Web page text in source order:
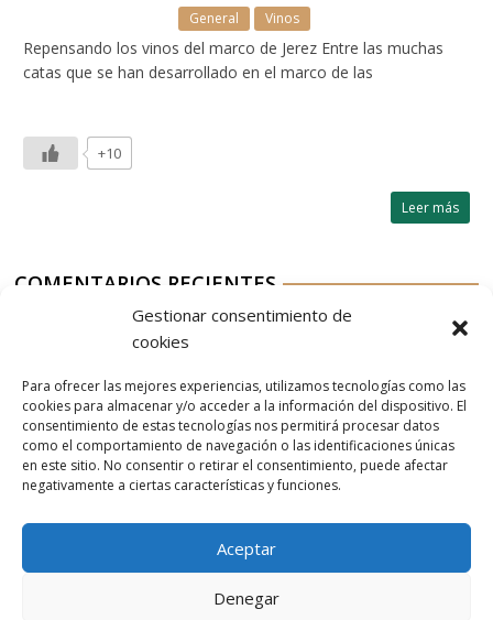
Gestionar consentimiento de
cookies
Para ofrecer las mejores experiencias, utilizamos tecnologías como las
cookies para almacenar y/o acceder a la información del dispositivo. El
consentimiento de estas tecnologías nos permitirá procesar datos
como el comportamiento de navegación o las identificaciones únicas
en este sitio. No consentir o retirar el consentimiento, puede afectar
negativamente a ciertas características y funciones.
Aceptar
Denegar
General Vinos
Repensando los vinos del marco de Jerez Entre las muchas
catas que se han desarrollado en el marco de las
+10
Leer más
COMENTARIOS RECIENTES
Nordés Vermouth Rojo
Aurelio G-MenNordés Vermouth Rojo
AitorenNordés Vermouth Rojo
Aurelio G-M en Nordés Vermouth Rojo